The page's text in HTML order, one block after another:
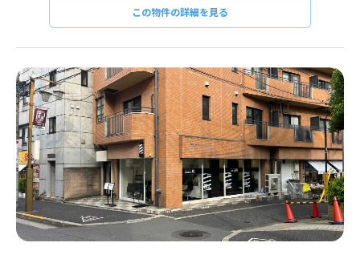
この物件の詳細を見る